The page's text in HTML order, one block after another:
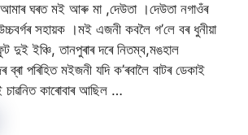
।আমাৰ ঘৰত মই আৰু মা ,দেউতা ।দেউতা নগাওঁৰ
সহায়ক ।মই এজনী কবলৈ গ’লে বৰ ধুনীয়া
দুই ইঞ্চি, তানপুৰাৰ দৰে নিতম্ব,মঙহাল
ব্ৰা পৰিহিত মইজনী যদি ক’ৰবালৈ বাটৰ ডেকাই
চাৱনিত কাৰোবাৰ আছিল …